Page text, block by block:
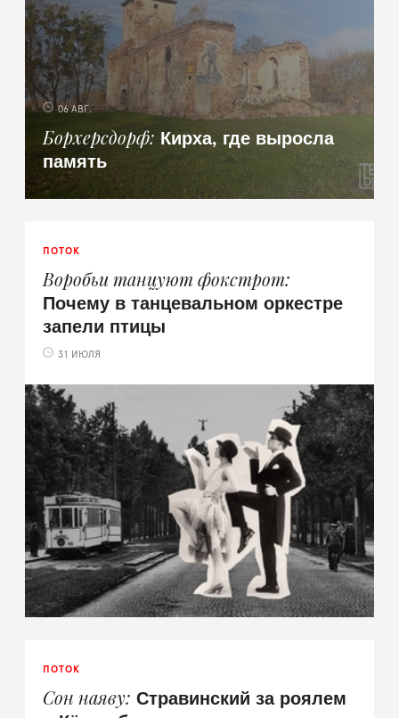
06 АВГ.
Борхерсдорф Кирха, где выросла
память
ПОТОК
Воробьи танцуют фокстрот
Почему в танцевальном оркестре
запели птицы
31 ИЮЛЯ
ПОТОК
Сон наяву Стравинский за роялем